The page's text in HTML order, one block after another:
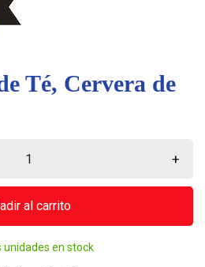
Té, Cervera de
+
al carrito
unidades en stock